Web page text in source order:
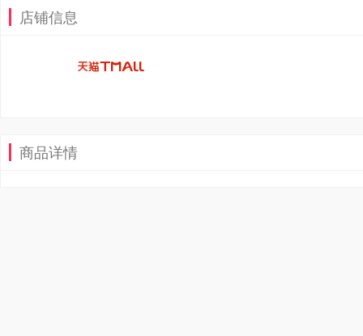
店铺信息
商品详情